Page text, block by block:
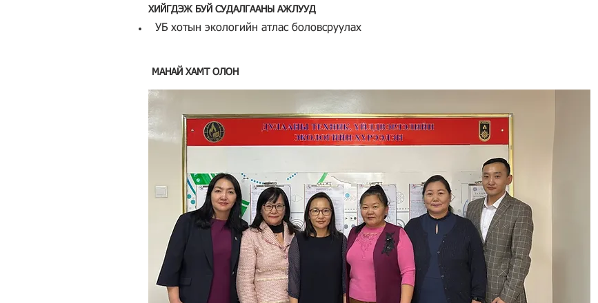
ХИЙГДЭЖ БУЙ СУДАЛГААНЫ АЖЛУУД
УБ хотын экологийн атлас боловсруулах
МАНАЙ ХАМТ ОЛОН